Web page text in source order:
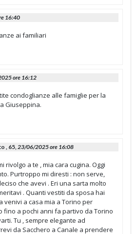
16:40
ai familiari
ore 16:12
condoglianze alle famiglie per la
Giuseppina.
, 65,23/06/2025 ore 16:08
rivolgo a te , mia cara cugina. Oggi
Purtroppo mi diresti : non serve,
che avevi . Eri una sarta molto
. Quanti vestiti da sposa hai
venivi a casa mia a Torino per
fino a pochi anni fa partivo da Torino
Tu , sempre elegante ad
da Sacchero a Canale a prendere